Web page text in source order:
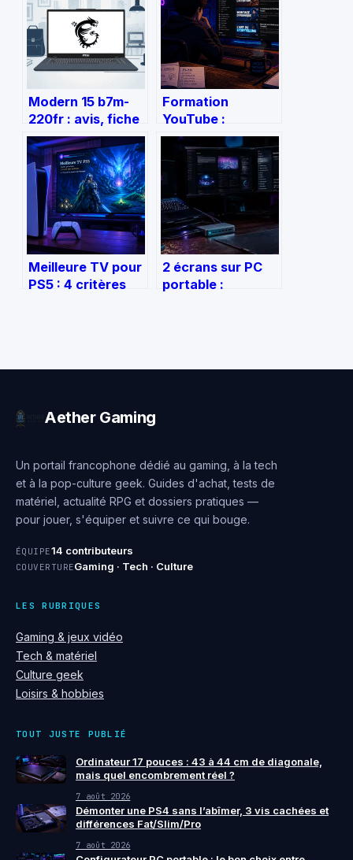
Modern 15 b7m-
220fr : avis, fiche
technique et
conseils d’achat
complets
Formation
YouTube :
investissement
stratégique ou
simple compilation
de tutoriels
gratuits ?
Meilleure TV pour
PS5 : 4 critères
2 écrans sur PC
portable :
Aether Gaming
Un portail francophone dédié au gaming, à la tech
et à la pop-culture geek. Guides d'achat, tests de
matériel, actualité RPG et dossiers pratiques —
pour jouer, s'équiper et suivre ce qui bouge.
ÉQUIPE14 contributeurs
COUVERTUREGaming · Tech · Culture
LES RUBRIQUES
Gaming & jeux vidéo
Tech & matériel
Culture geek
Loisirs & hobbies
TOUT JUSTE PUBLIÉ
Ordinateur 17 pouces : 43 à 44 cm de diagonale,
mais quel encombrement réel ?
7 août 2026
Démonter une PS4 sans l’abîmer, 3 vis cachées et
différences Fat/Slim/Pro
7 août 2026